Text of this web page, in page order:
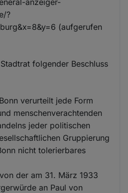
?
(aufgerufen
folgender Beschluss
verurteilt jede Form
menschenverachtenden
jeder politischen
Gruppierung
nicht tolerierbares
der am 31. März 1933
an Paul von